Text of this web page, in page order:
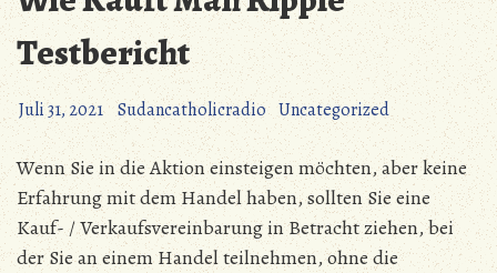
Testbericht
Juli 31, 2021 Sudancatholicradio Uncategorized
Wenn Sie in die Aktion einsteigen möchten, aber keine
Erfahrung mit dem Handel haben, sollten Sie eine
Kauf- / Verkaufsvereinbarung in Betracht ziehen, bei
der Sie an einem Handel teilnehmen, ohne die